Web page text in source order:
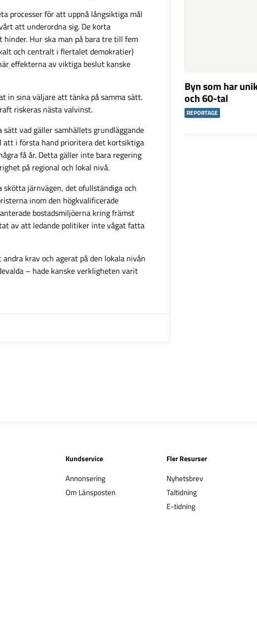
processer för att uppnå långsiktiga mål
att underordna sig. De korta
Hur ska man på bara tre till fem
och centralt i flertalet demokratier)
effekterna av viktiga beslut kanske
in sina väljare att tänka på samma sätt.
riskeras nästa valvinst.
vad gäller samhällets grundläggande
i första hand prioritera det kortsiktiga
få år. Detta gäller inte bara regering
på regional och lokal nivå.
järnvägen, det ofullständiga och
inom den högkvalificerade
bostadsmiljöerna kring främst
av att ledande politiker inte vågat fatta
krav och agerat på den lokala nivån
– hade kanske verkligheten varit
Byn som har
och 60-tal
REPORTAGE
Kundservice
Annonsering
Om Länsposten
Fler Resurser
Nyhetsbrev
Taltidning
E-tidning